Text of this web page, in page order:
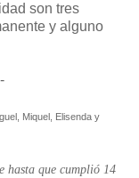
son tres
y alguno
Miquel, Elisenda y
hasta que cumplió 14